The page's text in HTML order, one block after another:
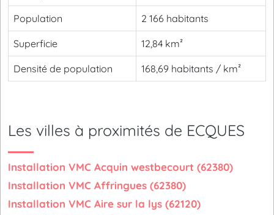
Population 2 166 habitants
Superficie 12,84 km²
Densité de population 168,69 habitants / km²
Les villes à proximités de ECQUES
Installation VMC Acquin westbecourt (62380)
Installation VMC Affringues (62380)
Installation VMC Aire sur la lys (62120)